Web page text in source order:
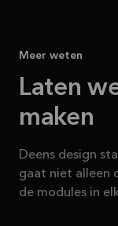
Meer weten
Laten
maken
Deens design
gaat niet alleen
de modules in